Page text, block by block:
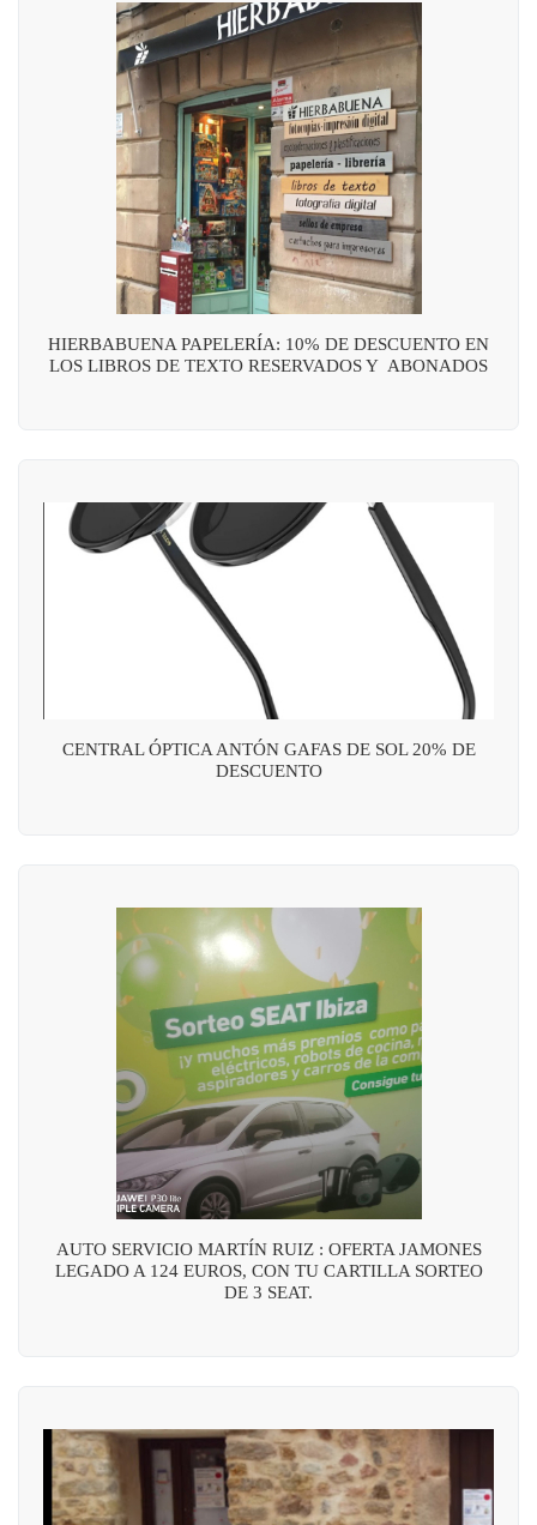
HIERBABUENA PAPELERÍA: 10% DE DESCUENTO EN
LOS LIBROS DE TEXTO RESERVADOS Y ABONADOS
CENTRAL ÓPTICA ANTÓN GAFAS DE SOL 20% DE
DESCUENTO
AUTO SERVICIO MARTÍN RUIZ : OFERTA JAMONES
LEGADO A 124 EUROS, CON TU CARTILLA SORTEO
DE 3 SEAT.